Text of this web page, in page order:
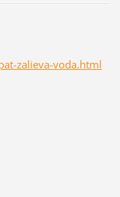
zalieva-voda.html